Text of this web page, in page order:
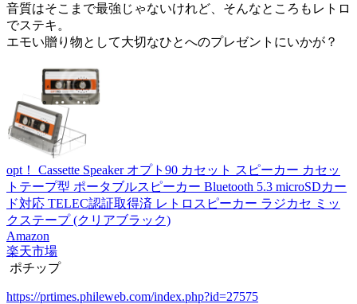
音質はそこまで最強じゃないけれど、そんなところもレトロ
でステキ。
エモい贈り物として大切なひとへのプレゼントにいかが？
opt！ Cassette Speaker オプト90 カセット スピーカー カセッ
トテープ型 ポータブルスピーカー Bluetooth 5.3 microSDカー
ド対応 TELEC認証取得済 レトロスピーカー ラジカセ ミッ
クステープ (クリアブラック)
Amazon
楽天市場
ポチップ
https://prtimes.phileweb.com/index.php?id=27575